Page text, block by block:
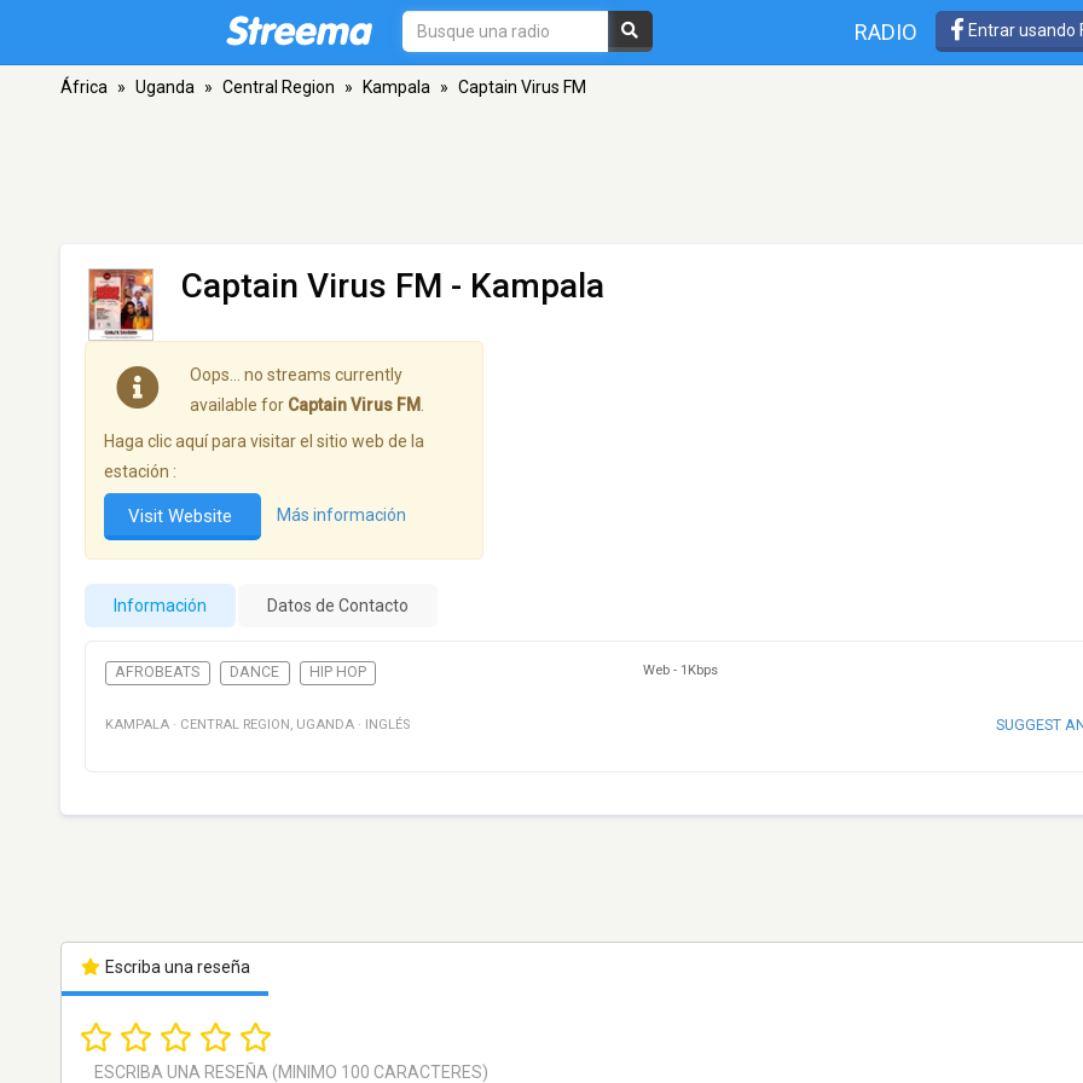
RADIO Entrar usando
África » Uganda » Central Region » Kampala » Captain Virus FM
Captain Virus FM - Kampala
Oops… no streams currently
available for Captain Virus FM
Haga clic aquí para visitar el sitio web de la
estación :
Visit Website Más información
Información Datos de Contacto
AFROBEATS DANCE HIP HOP Web - 1Kbps
KAMPALA · CENTRAL REGION, UGANDA · INGLÉS SUGGEST
Escriba una reseña